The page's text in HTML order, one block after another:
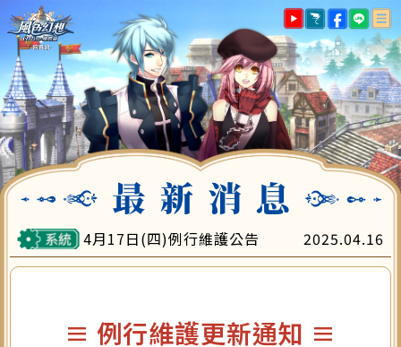
最新消息
遊戲指南
帳號註冊
下載專區
遊戲儲值
會員中心
4月17日(四)例行維護公告 2025.04.16
≡ 例行維護更新通知 ≡